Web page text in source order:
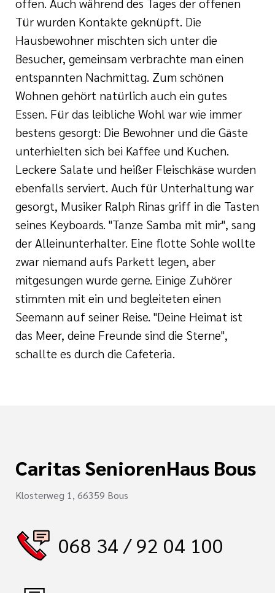
Tür wurden Kontakte geknüpft. Die
Hausbewohner mischten sich unter die
Besucher, gemeinsam verbrachte man einen
entspannten Nachmittag. Zum schönen
Wohnen gehört natürlich auch ein gutes
Essen. Für das leibliche Wohl war wie immer
bestens gesorgt: Die Bewohner und die Gäste
unterhielten sich bei Kaffee und Kuchen.
Leckere Salate und heißer Fleischkäse wurden
ebenfalls serviert. Auch für Unterhaltung war
gesorgt, Musiker Ralph Rinas griff in die Tasten
seines Keyboards. "Tanze Samba mit mir", sang
der Alleinunterhalter. Eine flotte Sohle wollte
zwar niemand aufs Parkett legen, aber
mitgesungen wurde gerne. Einige Zuhörer
stimmten mit ein und begleiteten einen
Seemann auf seiner Reise. "Deine Heimat ist
das Meer, deine Freunde sind die Sterne",
schallte es durch die Cafeteria.
Caritas SeniorenHaus Bous
Klosterweg 1, 66359 Bous
068 34 / 92 04 100